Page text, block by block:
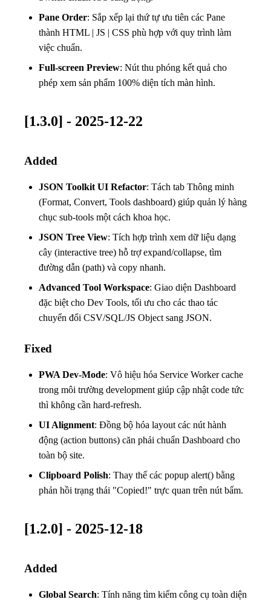
Pane Order: Sắp xếp lại thứ tự ưu tiên các Pane
thành HTML | JS | CSS phù hợp với quy trình làm
việc chuẩn.
Full-screen Preview: Nút thu phóng kết quả cho
phép xem sản phẩm 100% diện tích màn hình.
[1.3.0] - 2025-12-22
Added
JSON Toolkit UI Refactor: Tách tab Thông minh
(Format, Convert, Tools dashboard) giúp quản lý hàng
chục sub-tools một cách khoa học.
JSON Tree View: Tích hợp trình xem dữ liệu dạng
cây (interactive tree) hỗ trợ expand/collapse, tìm
đường dẫn (path) và copy nhanh.
Advanced Tool Workspace: Giao diện Dashboard
đặc biệt cho Dev Tools, tối ưu cho các thao tác
chuyển đổi CSV/SQL/JS Object sang JSON.
Fixed
PWA Dev-Mode: Vô hiệu hóa Service Worker cache
trong môi trường development giúp cập nhật code tức
thì không cần hard-refresh.
UI Alignment: Đồng bộ hóa layout các nút hành
động (action buttons) căn phải chuẩn Dashboard cho
toàn bộ site.
Clipboard Polish: Thay thế các popup alert() bằng
phản hồi trạng thái "Copied!" trực quan trên nút bấm.
[1.2.0] - 2025-12-18
Added
Global Search: Tính năng tìm kiếm công cụ toàn diện